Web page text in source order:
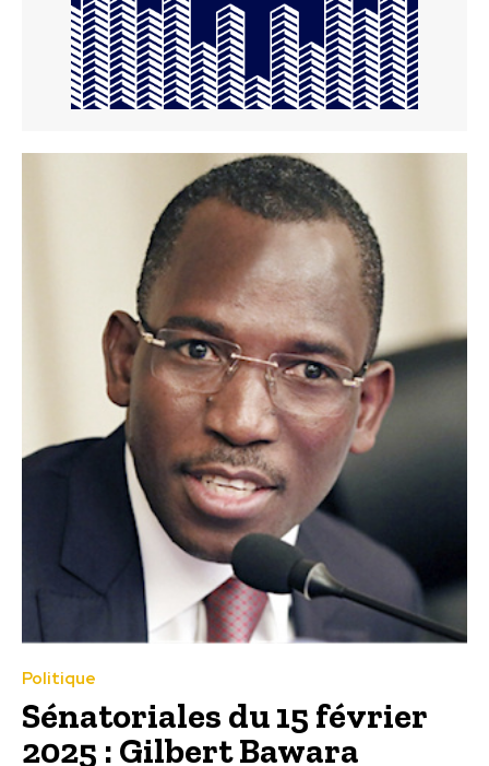
Politique
Sénatoriales du 15 février
2025 : Gilbert Bawara